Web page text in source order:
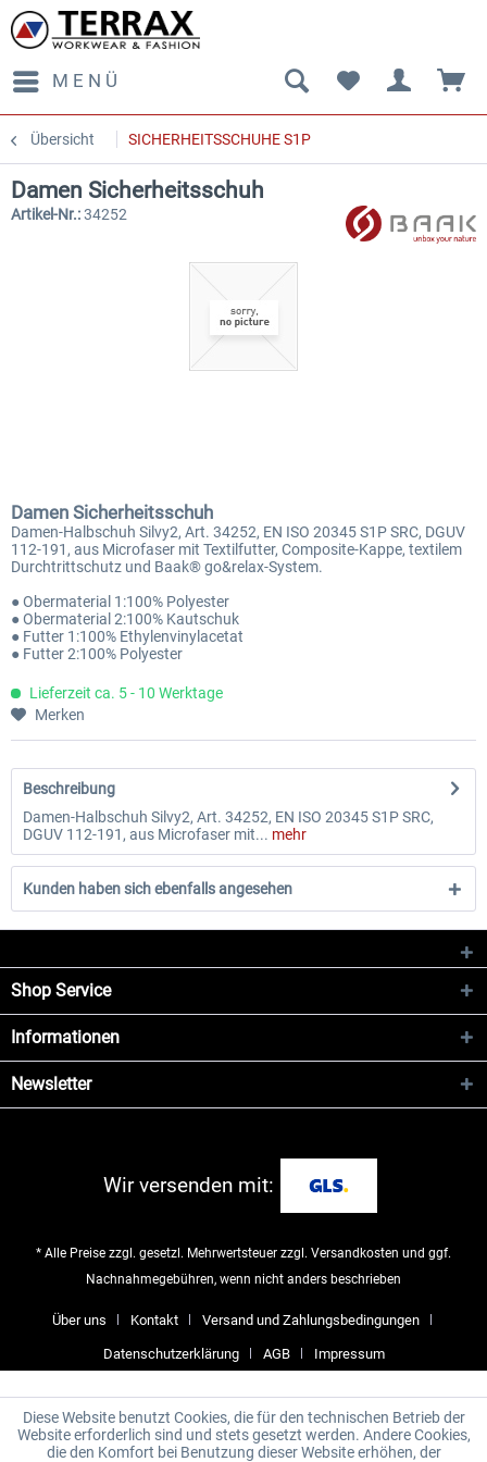
MENÜ
Übersicht SICHERHEITSSCHUHE S1P
Damen Sicherheitsschuh
Artikel-Nr.:34252
Damen Sicherheitsschuh
Damen-Halbschuh Silvy2, Art. 34252, EN ISO 20345 S1P SRC, DGUV
112-191, aus Microfaser mit Textilfutter, Composite-Kappe, textilem
Durchtrittschutz und Baak® go&relax-System.
● Obermaterial 1:100% Polyester
● Obermaterial 2:100% Kautschuk
● Futter 1:100% Ethylenvinylacetat
● Futter 2:100% Polyester
Lieferzeit ca. 5 - 10 Werktage
Merken
Beschreibung
Damen-Halbschuh Silvy2, Art. 34252, EN ISO 20345 S1P SRC,
DGUV 112-191, aus Microfaser mit... mehr
Kunden haben sich ebenfalls angesehen
Shop Service
Informationen
Newsletter
Wir versenden mit:
* Alle Preise zzgl. gesetzl. Mehrwertsteuer zzgl. Versandkosten und ggf.
Nachnahmegebühren, wenn nicht anders beschrieben
Über uns Kontakt Versand und Zahlungsbedingungen
Datenschutzerklärung AGB Impressum
Diese Website benutzt Cookies, die für den technischen Betrieb der
Website erforderlich sind und stets gesetzt werden. Andere Cookies,
die den Komfort bei Benutzung dieser Website erhöhen, der